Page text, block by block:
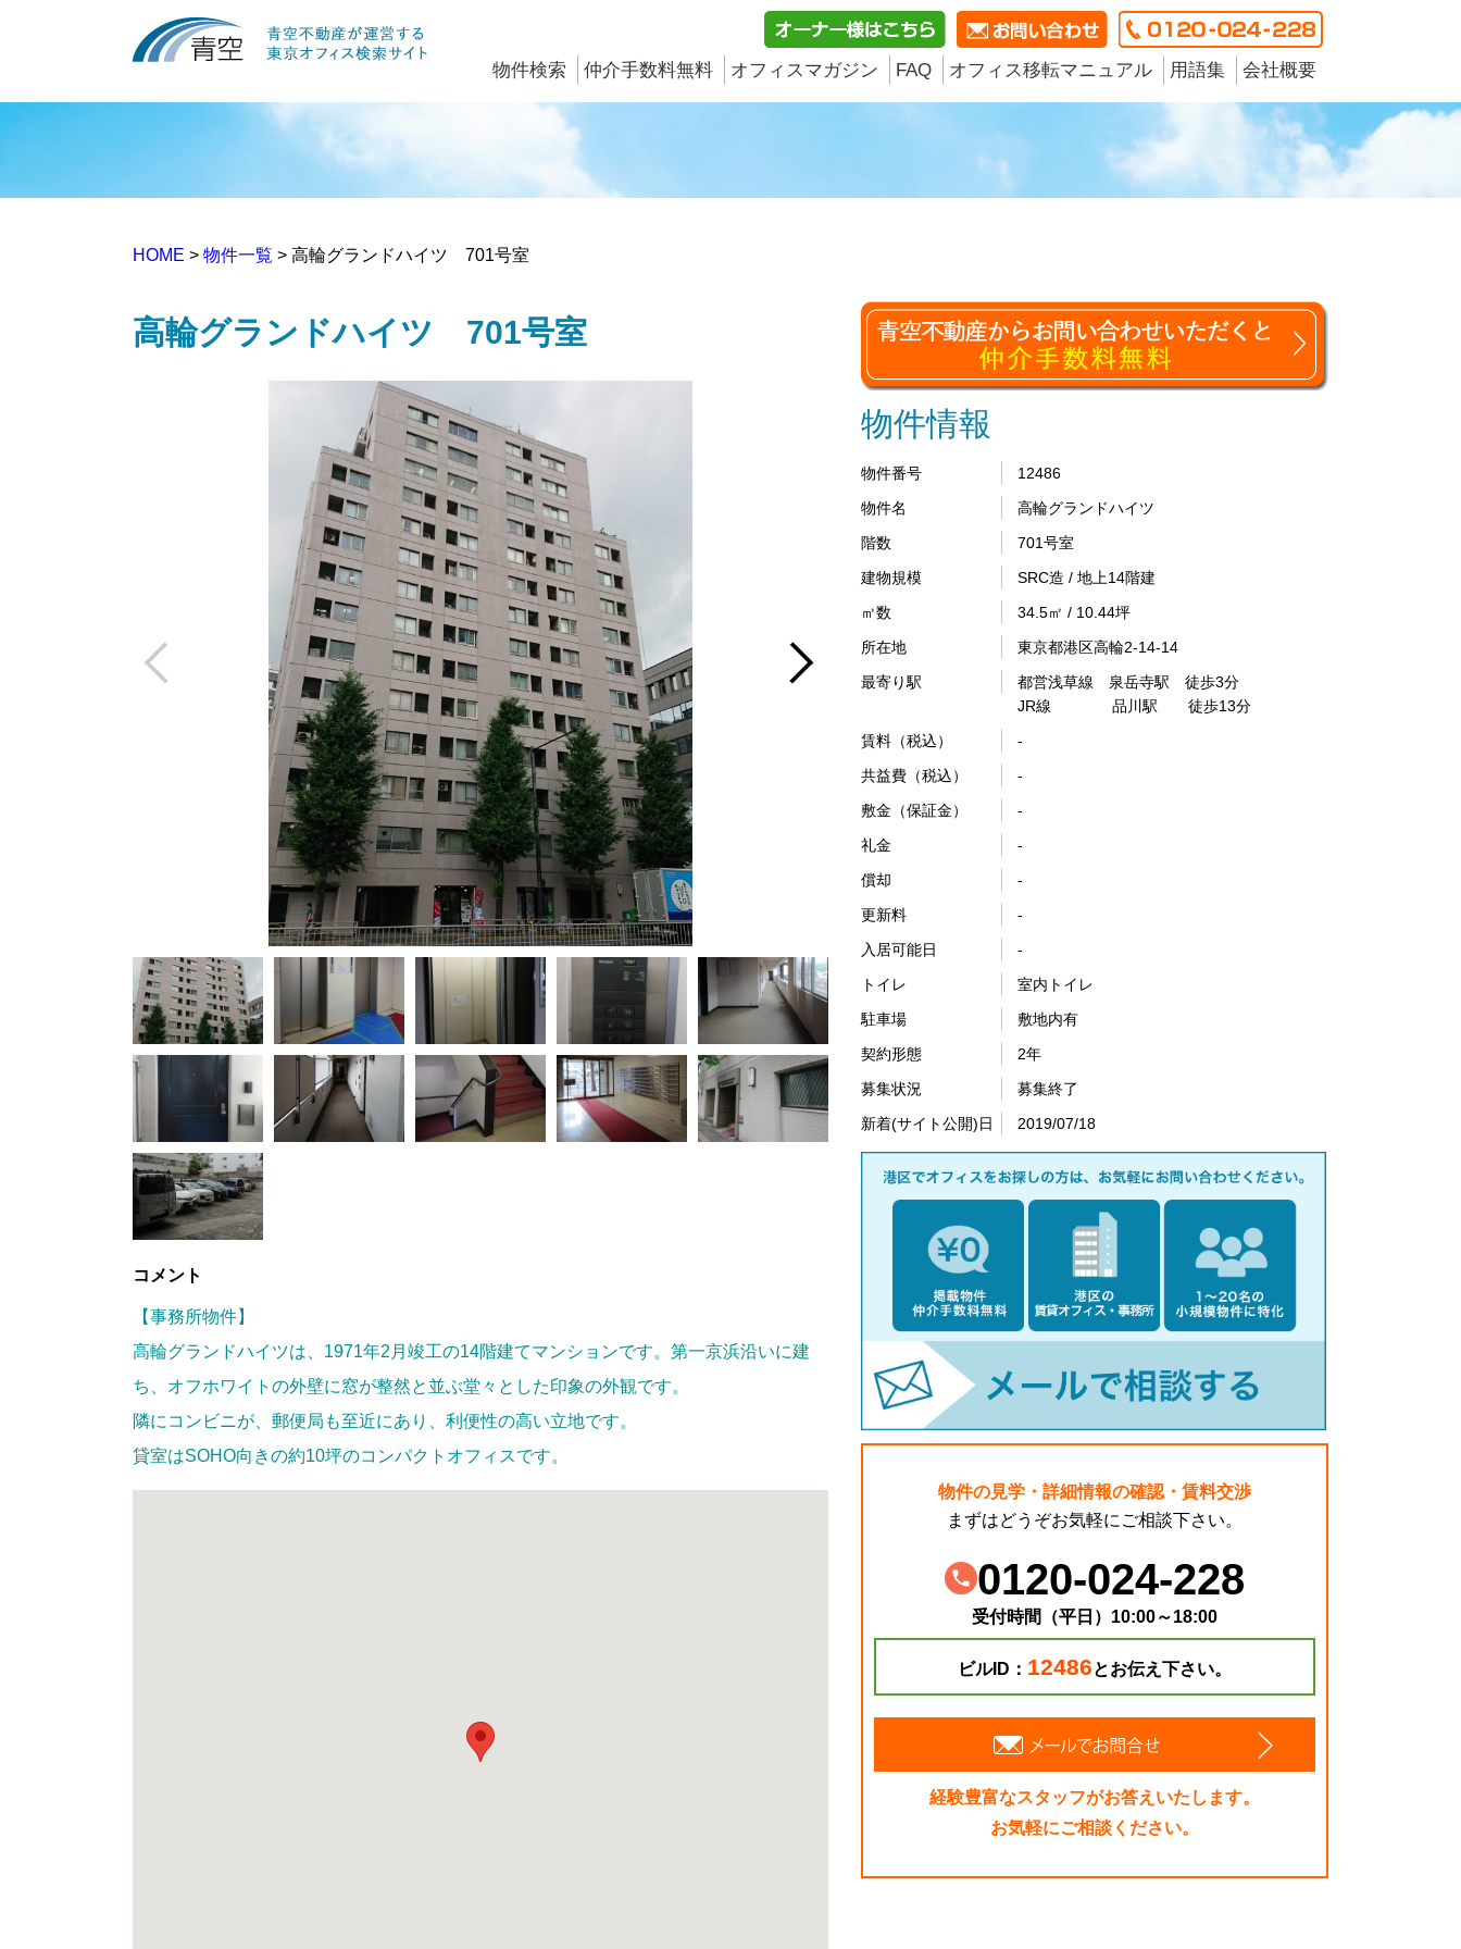
物件検索 仲介手数料無料 オフィスマガジン FAQ オフィス移転マニュアル 用語集 会社概要
HOME > 物件一覧 > 高輪グランドハイツ 701号室
高輪グランドハイツ 701号室
コメント
【事務所物件】
高輪グランドハイツは、1971年2月竣工の14階建てマンションです。第一京浜沿いに建
ち、オフホワイトの外壁に窓が整然と並ぶ堂々とした印象の外観です。
隣にコンビニが、郵便局も至近にあり、利便性の高い立地です。
貸室はSOHO向きの約10坪のコンパクトオフィスです。
物件情報
物件番号
12486
物件名
高輪グランドハイツ
階数
701号室
建物規模
SRC造 / 地上14階建
㎡数
34.5㎡ / 10.44坪
所在地
東京都港区高輪2-14-14
最寄り駅
都営浅草線 泉岳寺駅 徒歩3分
JR線 品川駅 徒歩13分
賃料（税込）
-
共益費（税込）
-
敷金（保証金）
-
礼金
-
償却
-
更新料
-
入居可能日
-
トイレ
室内トイレ
駐車場
敷地内有
契約形態
2年
募集状況
募集終了
新着(サイト公開)日
2019/07/18
物件の見学・詳細情報の確認・賃料交渉
まずはどうぞお気軽にご相談下さい。
0120-024-228
受付時間（平日）10:00～18:00
ビルID： 12486とお伝え下さい。
経験豊富なスタッフがお答えいたします。
お気軽にご相談ください。